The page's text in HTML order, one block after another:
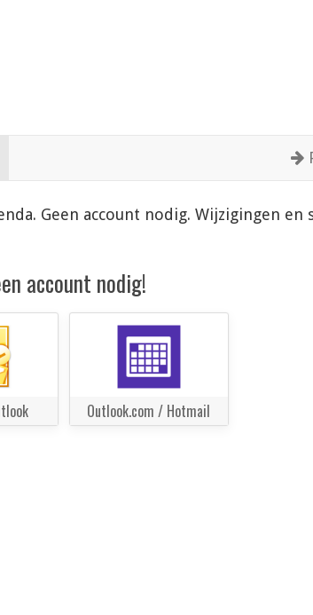
Geen account nodig. Wijzigingen en
account nodig!
Outlook.com / Hotmail